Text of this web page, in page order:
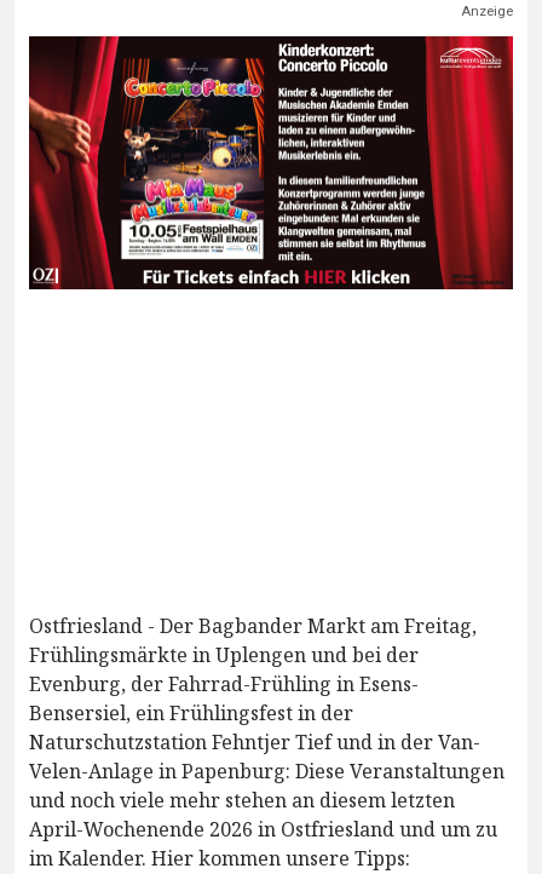
Anzeige
Ostfriesland - Der Bagbander Markt am Freitag,
Frühlingsmärkte in Uplengen und bei der
Evenburg, der Fahrrad-Frühling in Esens-
Bensersiel, ein Frühlingsfest in der
Naturschutzstation Fehntjer Tief und in der Van-
Velen-Anlage in Papenburg: Diese Veranstaltungen
und noch viele mehr stehen an diesem letzten
April-Wochenende 2026 in Ostfriesland und um zu
im Kalender. Hier kommen unsere Tipps: